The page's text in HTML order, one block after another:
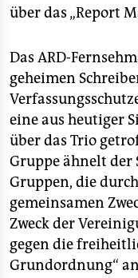
unterstützen
abo
genossenschaft
epaper login
über das „Report
Das ARD-
geheimen
eine aus heutiger
über das Trio
Gruppe ähnelt
Gruppen, die
gemeinsamen
Zweck der
gegen die
Grundordnung“